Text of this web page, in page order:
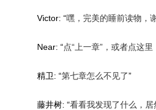
Victor: “嘿，完美的睡前读物，
Near: “点“上一章”，或者点这
精卫: “第七章怎么不见了”
藤井树: “看看我发现了什么，